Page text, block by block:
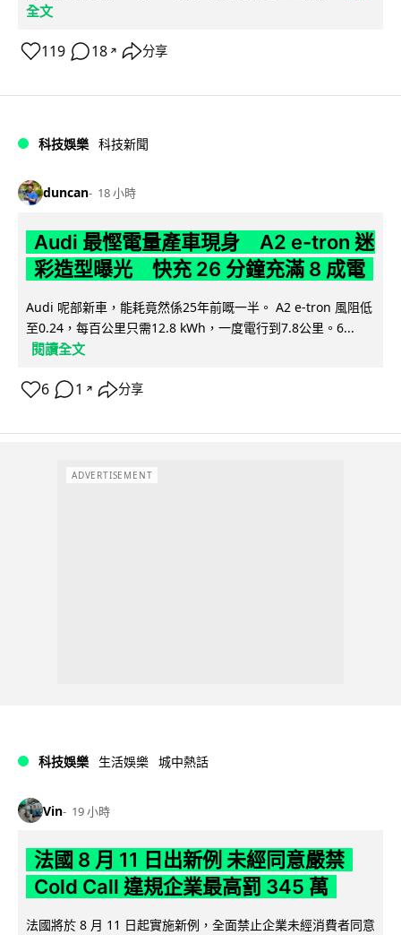
全文
119 18 ↗ 分享
科技娛樂 科技新聞
duncan 18 小時
Audi 最慳電量產車現身 A2 e-tron 迷
彩造型曝光 快充 26 分鐘充滿 8 成電
Audi 呢部新車，能耗竟然係25年前嘅一半。 A2 e-tron 風阻低
至0.24，每百公里只需12.8 kWh，一度電行到7.8公里。6...
閱讀全文
6 1 ↗ 分享
ADVERTISEMENT
科技娛樂 生活娛樂 城中熱話
Vin 19 小時
法國 8 月 11 日出新例 未經同意嚴禁
Cold Call 違規企業最高罰 345 萬
法國將於 8 月 11 日起實施新例，全面禁止企業未經消費者同意